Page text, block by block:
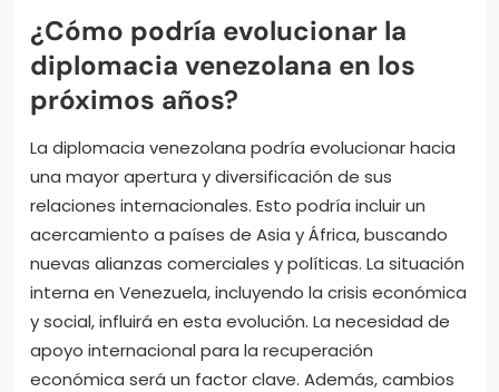
¿Cómo podría evolucionar la
diplomacia venezolana en los
próximos años?
La diplomacia venezolana podría evolucionar hacia
una mayor apertura y diversificación de sus
relaciones internacionales. Esto podría incluir un
acercamiento a países de Asia y África, buscando
nuevas alianzas comerciales y políticas. La situación
interna en Venezuela, incluyendo la crisis económica
y social, influirá en esta evolución. La necesidad de
apoyo internacional para la recuperación
económica será un factor clave. Además, cambios